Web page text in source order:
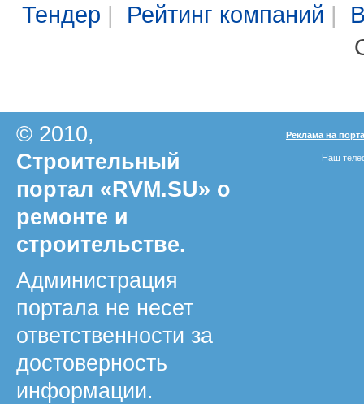
Тендер | Рейтинг компаний |
© 2010,
Строительный
портал «RVM.SU» о
ремонте и
строительстве.
Администрация
портала не несет
ответственности за
достоверность
информации.
Реклама на
Наш